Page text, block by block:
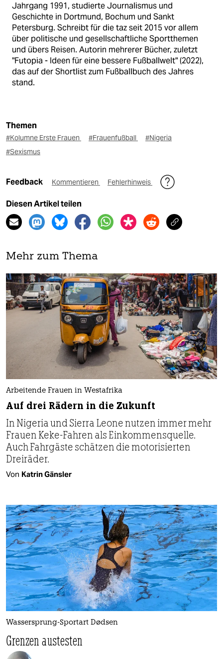
Jahrgang 1991, studierte Journalismus und
Geschichte in Dortmund, Bochum und Sankt
Petersburg. Schreibt für die taz seit 2015 vor allem
über politische und gesellschaftliche Sportthemen
und übers Reisen. Autorin mehrerer Bücher, zuletzt
"Futopia - Ideen für eine bessere Fußballwelt" (2022),
das auf der Shortlist zum Fußballbuch des Jahres
stand.
Themen
#Kolumne Erste Frauen #Frauenfußball
#Nigeria
#Sexismus
Feedback Kommentieren Fehlerhinweis
Diesen Artikel teilen
Mehr zum Thema
Arbeitende Frauen in Westafrika
Auf drei Rädern in die Zukunft
In Nigeria und Sierra Leone nutzen immer mehr
Frauen Keke-Fahren als Einkommensquelle.
Auch Fahrgäste schätzen die motorisierten
Dreiräder.
Von Katrin Gänsler
Wassersprung-Sportart Dødsen
Grenzen austesten